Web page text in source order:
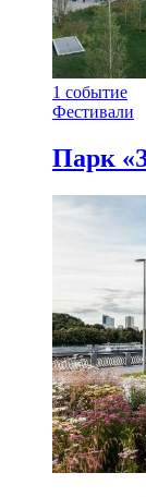
1 событие
Фестивали
Парк